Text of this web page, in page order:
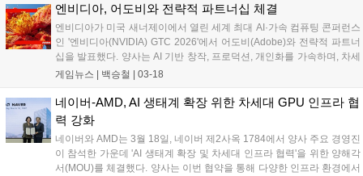
펜하겐을 거쳐 ISE 2025 바르셀로나에서 유럽 및 글로벌 파트너가 참여
하는 대회로 확대됐다....
엔비디아, 어도비와 전략적 파트너십 체결
엔비디아가 미국 새너제이에서 열린 세계 최대 AI·가속 컴퓨팅 콘퍼런스
인 '엔비디아(NVIDIA) GTC 2026'에서 어도비(Adobe)와 전략적 파트너
십을 발표했다. 양사는 AI 기반 창작, 프로덕션, 개인화를 가속하며, 차세
대 어도비 파이어플라이(Firefly) 파운데이션 모델과 에이전틱 워크플로
게임뉴스 | 백승철 03-18
네이버-AMD, AI 생태계 확장 위한 차세대 GPU 인프라 협
력 강화
네이버와 AMD는 3월 18일, 네이버 제2사옥 1784에서 양사 주요 경영진
이 참석한 가운데 'AI 생태계 확장 및 차세대 인프라 협력'을 위한 양해각
서(MOU)를 체결했다. 양사는 이번 협약을 통해 다양한 인프라 환경에서